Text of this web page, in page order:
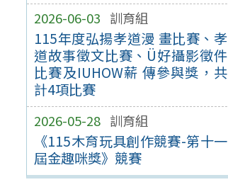
2026-06-03 訓育組
115年度弘揚孝道漫 畫比賽、孝
道故事徵文比賽、Ü好攝影徵件
比賽及IUHOW薪 傳參與獎，共
計4項比賽
2026-05-28 訓育組
《115木育玩具創作競賽-第十一
屆金趣咪獎》競賽